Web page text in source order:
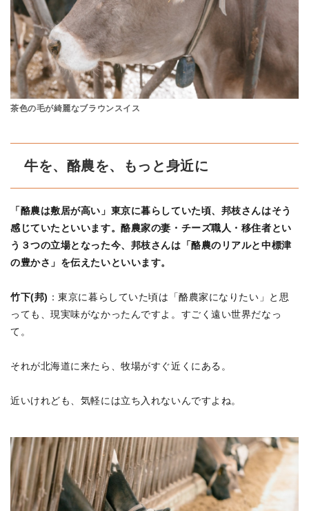
茶色の毛が綺麗なブラウンスイス
牛を、酪農を、もっと身近に
「酪農は敷居が高い」東京に暮らしていた頃、邦枝さんはそう
感じていたといいます。酪農家の妻・チーズ職人・移住者とい
う３つの立場となった今、邦枝さんは「酪農のリアルと中標津
の豊かさ」を伝えたいといいます。
竹下(邦) ：東京に暮らしていた頃は「酪農家になりたい」と思
っても、現実味がなかったんですよ。すごく遠い世界だなっ
て。
それが北海道に来たら、牧場がすぐ近くにある。
近いけれども、気軽には立ち入れないんですよね。